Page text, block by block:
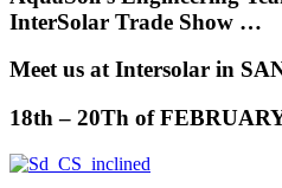
InterSolar Trade Show …
Meet us at Intersolar in
18th – 20Th of